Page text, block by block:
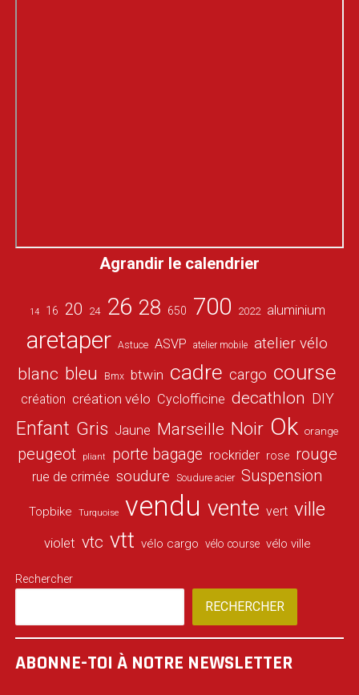
Agrandir le calendrier
14 16 20 24 26 28 650 700 2022 aluminium
aretaper Astuce ASVP atelier mobile atelier vélo
blanc bleu Bmx btwin cadre cargo course
création création vélo Cyclofficine decathlon DIY
Enfant Gris Jaune Marseille Noir Ok orange
peugeot pliant porte bagage rockrider rose rouge
rue de crimée soudure Soudure acier Suspension
Topbike Turquoise vendu vente vert ville
violet vtc vtt vélo cargo vélo course vélo ville
Rechercher
RECHERCHER
ABONNE-TOI À NOTRE NEWSLETTER